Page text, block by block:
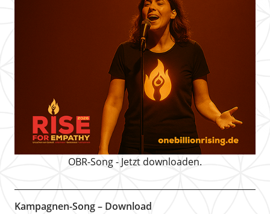
OBR-Song - Jetzt downloaden.
Kampagnen-Song – Download